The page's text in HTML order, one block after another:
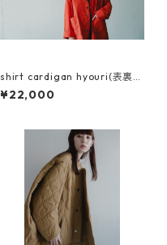
shirt cardigan hyouri(表裏）
zig-zag(ジグザグ）
¥22,000